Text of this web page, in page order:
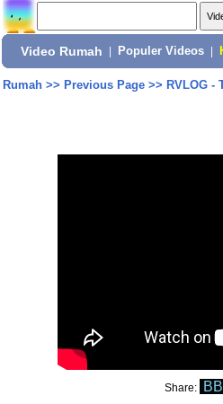
Video Rumah Populer Videos
Rumah>> Previous Page>> RVLOG -
Share: